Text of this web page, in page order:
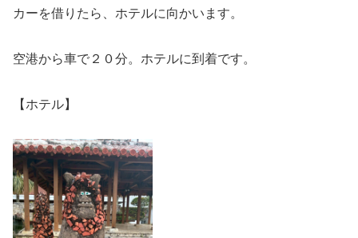
カーを借りたら、ホテルに向かいます。
空港から車で２０分。ホテルに到着です。
【ホテル】